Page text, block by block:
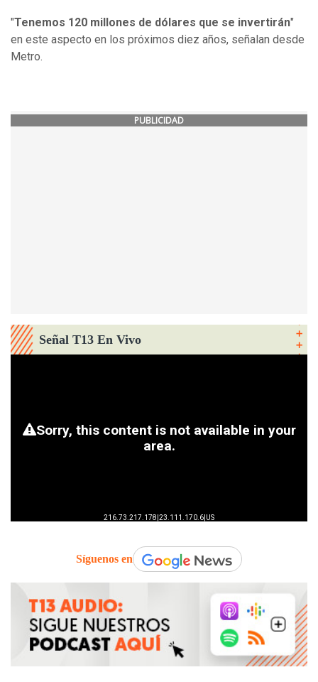
"Tenemos 120 millones de dólares que se invertirán"
en este aspecto en los próximos diez años, señalan desde
Metro.
PUBLICIDAD
Señal T13 En Vivo
Síguenos en